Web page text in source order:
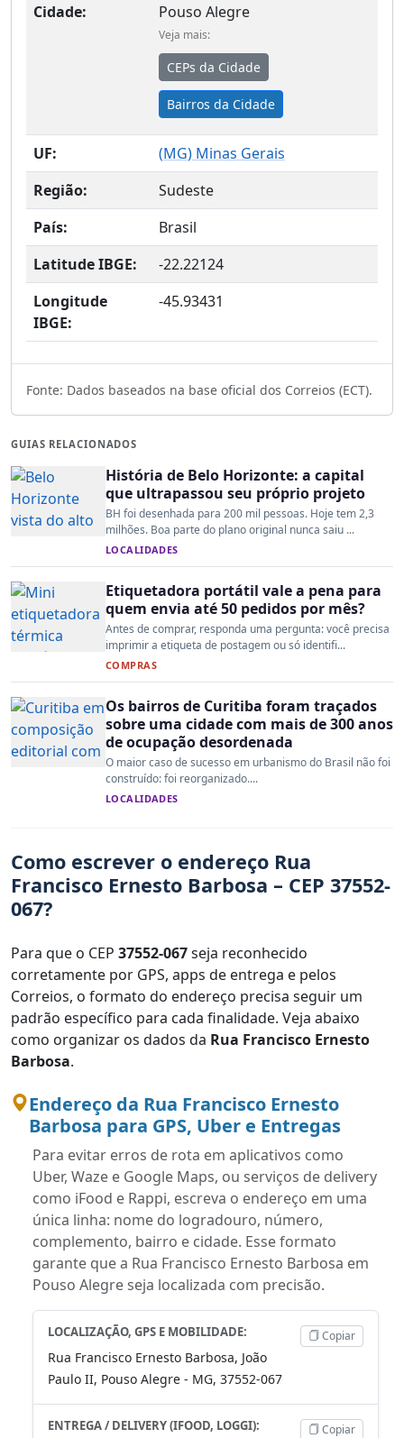
Cidade:
Pouso Alegre
Veja mais:
CEPs da Cidade
Bairros da Cidade
UF: (MG) Minas Gerais
Região:
Sudeste
País:
Brasil
Latitude IBGE:
-22.22124
Longitude
IBGE:
-45.93431
Fonte: Dados baseados na base oficial dos Correios (ECT).
GUIAS RELACIONADOS
História de Belo Horizonte: a capital
que ultrapassou seu próprio projeto
BH foi desenhada para 200 mil pessoas. Hoje tem 2,3
milhões. Boa parte do plano original nunca saiu ...
LOCALIDADES
Etiquetadora portátil vale a pena para
quem envia até 50 pedidos por mês?
Antes de comprar, responda uma pergunta: você precisa
imprimir a etiqueta de postagem ou só identifi...
COMPRAS
Os bairros de Curitiba foram traçados
sobre uma cidade com mais de 300 anos
de ocupação desordenada
O maior caso de sucesso em urbanismo do Brasil não foi
construído: foi reorganizado....
LOCALIDADES
Como escrever o endereço Rua
Francisco Ernesto Barbosa – CEP 37552-
067?
Para que o CEP 37552-067seja reconhecido
corretamente por GPS, apps de entrega e pelos
Correios, o formato do endereço precisa seguir um
padrão específico para cada finalidade. Veja abaixo
como organizar os dados da Rua Francisco Ernesto
Barbosa.
Endereço da Rua Francisco Ernesto
Barbosa para GPS, Uber e Entregas
Para evitar erros de rota em aplicativos como
Uber, Waze e Google Maps, ou serviços de delivery
como iFood e Rappi, escreva o endereço em uma
única linha: nome do logradouro, número,
complemento, bairro e cidade. Esse formato
garante que a Rua Francisco Ernesto Barbosa em
Pouso Alegre seja localizada com precisão.
LOCALIZAÇÃO, GPS E MOBILIDADE:
Rua Francisco Ernesto Barbosa, João
Paulo II, Pouso Alegre - MG, 37552-067
Copiar
ENTREGA / DELIVERY (IFOOD, LOGGI): Copiar